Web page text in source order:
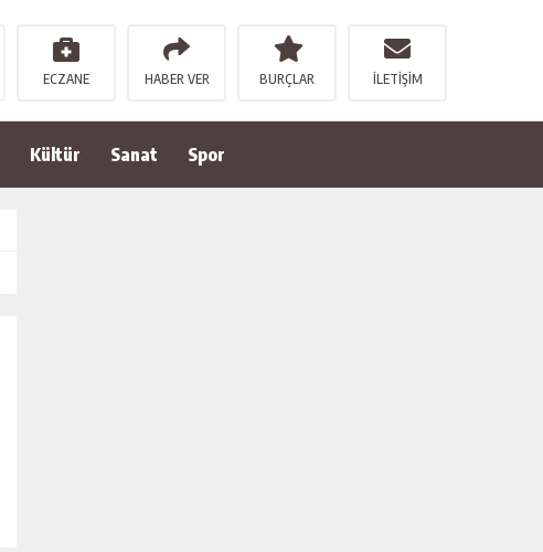
ECZANE HABER VER BURÇLAR İLETİŞİM
Kültür Sanat Spor